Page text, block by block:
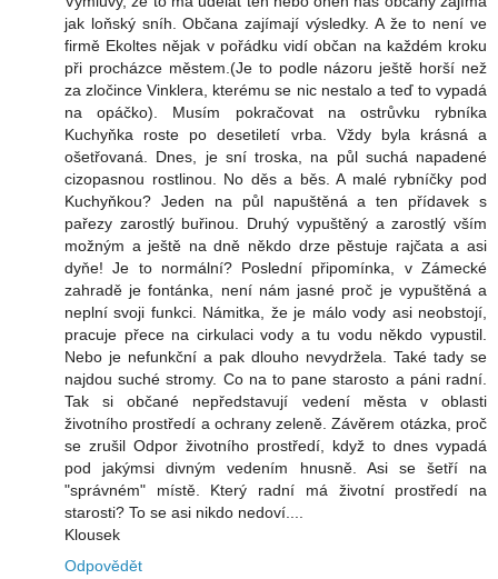
jak loňský sníh. Občana zajímají výsledky. A že to není ve
firmě Ekoltes nějak v pořádku vidí občan na každém kroku
při procházce městem.(Je to podle názoru ještě horší než
za zločince Vinklera, kterému se nic nestalo a teď to vypadá
na opáčko). Musím pokračovat na ostrůvku rybníka
Kuchyňka roste po desetiletí vrba. Vždy byla krásná a
ošetřovaná. Dnes, je sní troska, na půl suchá napadené
cizopasnou rostlinou. No děs a běs. A malé rybníčky pod
Kuchyňkou? Jeden na půl napuštěná a ten přídavek s
pařezy zarostlý buřinou. Druhý vypuštěný a zarostlý vším
možným a ještě na dně někdo drze pěstuje rajčata a asi
dyňe! Je to normální? Poslední připomínka, v Zámecké
zahradě je fontánka, není nám jasné proč je vypuštěná a
neplní svoji funkci. Námitka, že je málo vody asi neobstojí,
pracuje přece na cirkulaci vody a tu vodu někdo vypustil.
Nebo je nefunkční a pak dlouho nevydržela. Také tady se
najdou suché stromy. Co na to pane starosto a páni radní.
Tak si občané nepředstavují vedení města v oblasti
životního prostředí a ochrany zeleně. Závěrem otázka, proč
se zrušil Odpor životního prostředí, když to dnes vypadá
pod jakýmsi divným vedením hnusně. Asi se šetří na
"správném" místě. Který radní má životní prostředí na
starosti? To se asi nikdo nedoví....
Klousek
Odpovědět